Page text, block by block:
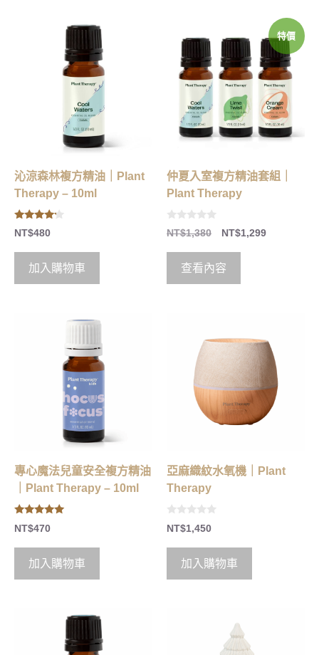
沁涼森林複方精油｜Plant
Therapy – 10ml
4.00
out of 5
NT$480
加入購物車
特價
仲夏入室複方精油套組｜
Plant Therapy
0
o
5
NT$1,380 NT$1,299
查看內容
專心魔法兒童安全複方精油
｜Plant Therapy – 10ml
5.00
out of 5
NT$470
加入購物車
亞麻織紋水氧機｜Plant
Therapy
0
o
5
NT$1,450
加入購物車